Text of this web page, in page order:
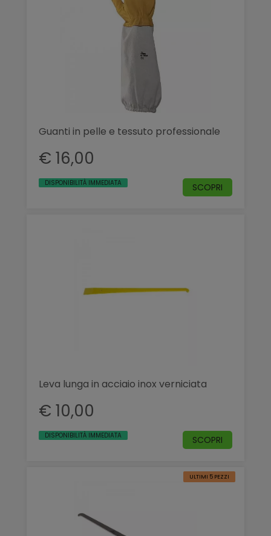
Guanti in pelle e tessuto professionale
€ 16,00
DISPONIBILITÀ IMMEDIATA SCOPRI
Leva lunga in acciaio inox verniciata
€ 10,00
DISPONIBILITÀ IMMEDIATA SCOPRI
ULTIMI 5 PEZZI